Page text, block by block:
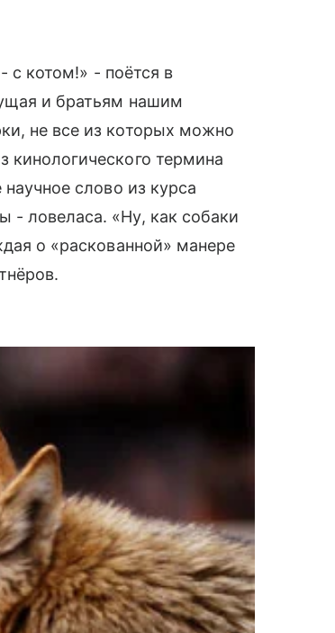
с котом!» - поётся в
и братьям нашим
не все из которых можно
кинологического термина
слово из курса
- ловеласа. «Ну, как собаки
о «раскованной» манере